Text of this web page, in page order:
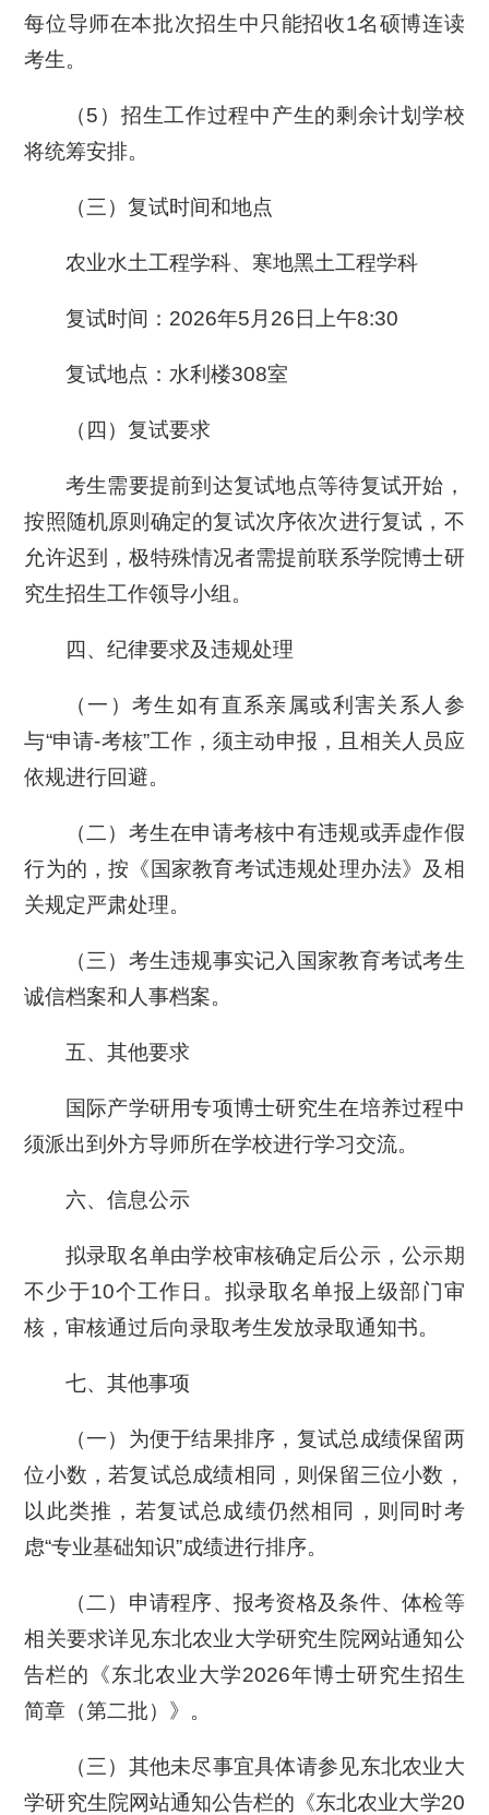
每位导师在本批次招生中只能招收1名硕博连读
考生。
（5）招生工作过程中产生的剩余计划学校
将统筹安排。
（三）复试时间和地点
农业水土工程学科、寒地黑土工程学科
复试时间：2026年5月26日上午8:30
复试地点：水利楼308室
（四）复试要求
考生需要提前到达复试地点等待复试开始，
按照随机原则确定的复试次序依次进行复试，不
允许迟到，极特殊情况者需提前联系学院博士研
究生招生工作领导小组。
四、纪律要求及违规处理
（一）考生如有直系亲属或利害关系人参
与“申请-考核”工作，须主动申报，且相关人员应
依规进行回避。
（二）考生在申请考核中有违规或弄虚作假
行为的，按《国家教育考试违规处理办法》及相
关规定严肃处理。
（三）考生违规事实记入国家教育考试考生
诚信档案和人事档案。
五、其他要求
国际产学研用专项博士研究生在培养过程中
须派出到外方导师所在学校进行学习交流。
六、信息公示
拟录取名单由学校审核确定后公示，公示期
不少于10个工作日。拟录取名单报上级部门审
核，审核通过后向录取考生发放录取通知书。
七、其他事项
（一）为便于结果排序，复试总成绩保留两
位小数，若复试总成绩相同，则保留三位小数，
以此类推，若复试总成绩仍然相同，则同时考
虑“专业基础知识”成绩进行排序。
（二）申请程序、报考资格及条件、体检等
相关要求详见东北农业大学研究生院网站通知公
告栏的《东北农业大学2026年博士研究生招生
简章（第二批）》。
（三）其他未尽事宜具体请参见东北农业大
学研究生院网站通知公告栏的《东北农业大学20